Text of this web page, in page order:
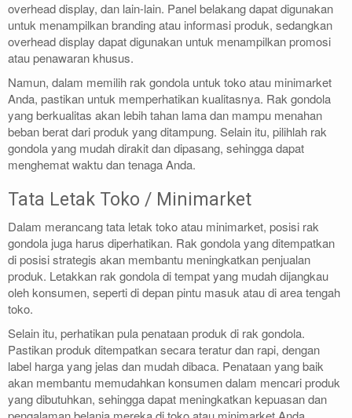
overhead display, dan lain-lain. Panel belakang dapat digunakan
untuk menampilkan branding atau informasi produk, sedangkan
overhead display dapat digunakan untuk menampilkan promosi
atau penawaran khusus.
Namun, dalam memilih rak gondola untuk toko atau minimarket
Anda, pastikan untuk memperhatikan kualitasnya. Rak gondola
yang berkualitas akan lebih tahan lama dan mampu menahan
beban berat dari produk yang ditampung. Selain itu, pilihlah rak
gondola yang mudah dirakit dan dipasang, sehingga dapat
menghemat waktu dan tenaga Anda.
Tata Letak Toko / Minimarket
Dalam merancang tata letak toko atau minimarket, posisi rak
gondola juga harus diperhatikan. Rak gondola yang ditempatkan
di posisi strategis akan membantu meningkatkan penjualan
produk. Letakkan rak gondola di tempat yang mudah dijangkau
oleh konsumen, seperti di depan pintu masuk atau di area tengah
toko.
Selain itu, perhatikan pula penataan produk di rak gondola.
Pastikan produk ditempatkan secara teratur dan rapi, dengan
label harga yang jelas dan mudah dibaca. Penataan yang baik
akan membantu memudahkan konsumen dalam mencari produk
yang dibutuhkan, sehingga dapat meningkatkan kepuasan dan